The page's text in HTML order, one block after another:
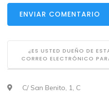
ENVIAR COMENTARIO
¿ES USTED DUEÑO DE
CORREO ELECTRÓNICO
C/ San Benito, 1, C